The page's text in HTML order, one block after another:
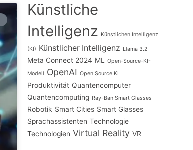
Künstliche
Intelligenz Künstlichen Intelligenz
(KI) Künstlicher Intelligenz Llama 3.2
Meta Connect 2024 ML Open-Source-KI-
Modell OpenAI Open Source KI
Produktivität Quantencomputer
Quantencomputing Ray-Ban Smart Glasses
Robotik Smart Cities Smart Glasses
Sprachassistenten Technologie
Technologien Virtual Reality VR